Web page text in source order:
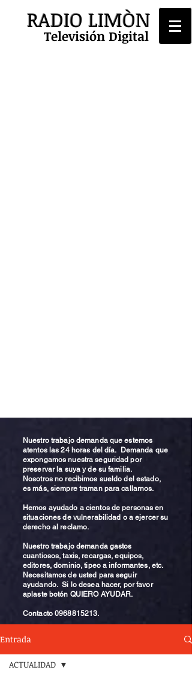
RADIO LIMÒN
Televisión Digital
Nuestro trabajo demanda que estemos
atentos las 24 horas del día. Demanda que
expongamos nuestra seguridad por
preservar la suya y de su familia.
Nosotros no recibimos sueldo del estado,
es más, siempre traman para callarnos.
Hemos ayudado a cientos de personas en
situaciones de vulnerabilidad o a ejercer su
derecho al reclamo.
Nuestro trabajo demanda gastos
cuantiosos, taxis, recargas, equipos,
editores, dominio, tipeo a informantes, etc.
Necesitamos de usted para seguir
ayudando. Si lo desea hacer, por favor
aplaste botón QUIERO AYUDAR.
Contacto0968815213.
Entrada
ACTUALIDAD